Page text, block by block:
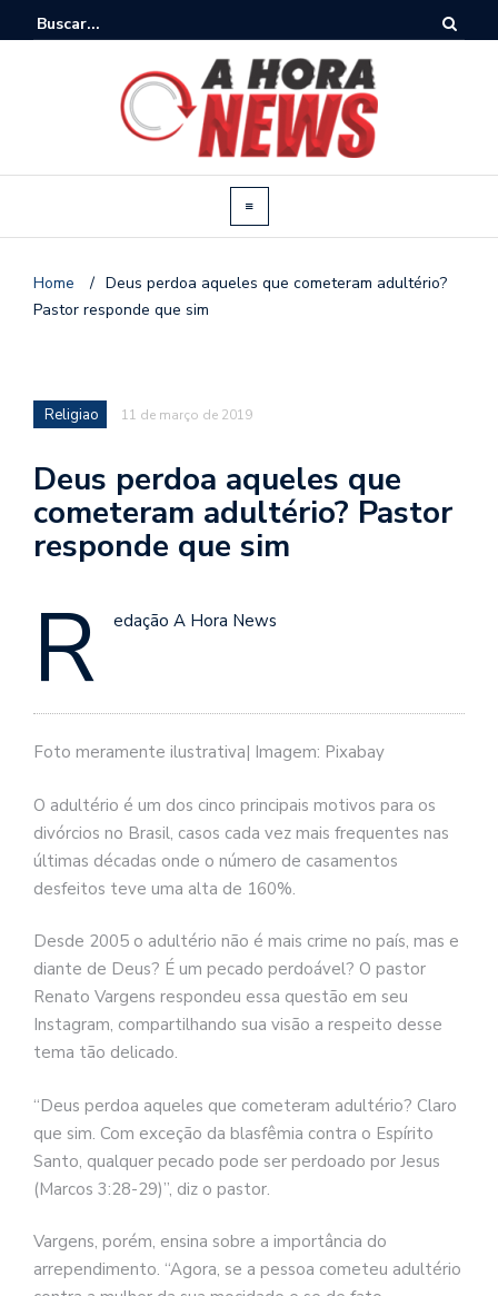
Home / Deus perdoa aqueles que cometeram adultério?
Pastor responde que sim
Religiao 11 de março de 2019
Deus perdoa aqueles que
cometeram adultério? Pastor
responde que sim
R edação A Hora News
Foto meramente ilustrativa| Imagem: Pixabay
O adultério é um dos cinco principais motivos para os
divórcios no Brasil, casos cada vez mais frequentes nas
últimas décadas onde o número de casamentos
desfeitos teve uma alta de 160%.
Desde 2005 o adultério não é mais crime no país, mas e
diante de Deus? É um pecado perdoável? O pastor
Renato Vargens respondeu essa questão em seu
Instagram, compartilhando sua visão a respeito desse
tema tão delicado.
“Deus perdoa aqueles que cometeram adultério? Claro
que sim. Com exceção da blasfêmia contra o Espírito
Santo, qualquer pecado pode ser perdoado por Jesus
(Marcos 3:28-29)”, diz o pastor.
Vargens, porém, ensina sobre a importância do
arrependimento. “Agora, se a pessoa cometeu adultério